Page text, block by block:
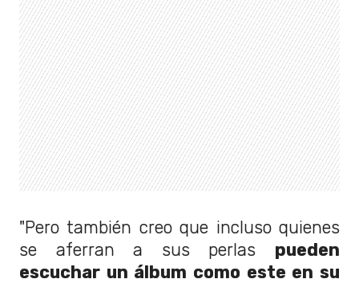
"Pero también creo que incluso quienes
se aferran a sus perlas pueden
escuchar un álbum como este en su